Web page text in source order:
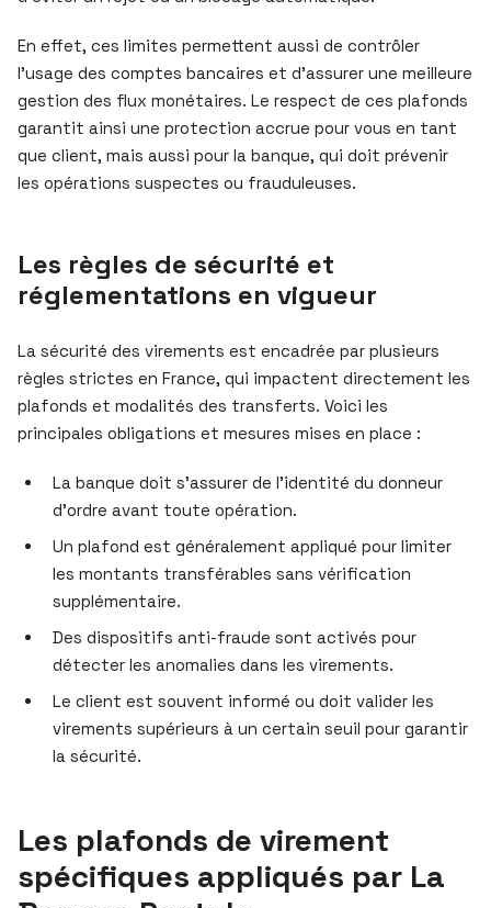
En effet, ces limites permettent aussi de contrôler
l’usage des comptes bancaires et d’assurer une meilleure
gestion des flux monétaires. Le respect de ces plafonds
garantit ainsi une protection accrue pour vous en tant
que client, mais aussi pour la banque, qui doit prévenir
les opérations suspectes ou frauduleuses.
Les règles de sécurité et
réglementations en vigueur
La sécurité des virements est encadrée par plusieurs
règles strictes en France, qui impactent directement les
plafonds et modalités des transferts. Voici les
principales obligations et mesures mises en place :
La banque doit s’assurer de l’identité du donneur
d’ordre avant toute opération.
Un plafond est généralement appliqué pour limiter
les montants transférables sans vérification
supplémentaire.
Des dispositifs anti-fraude sont activés pour
détecter les anomalies dans les virements.
Le client est souvent informé ou doit valider les
virements supérieurs à un certain seuil pour garantir
la sécurité.
Les plafonds de virement
spécifiques appliqués par La